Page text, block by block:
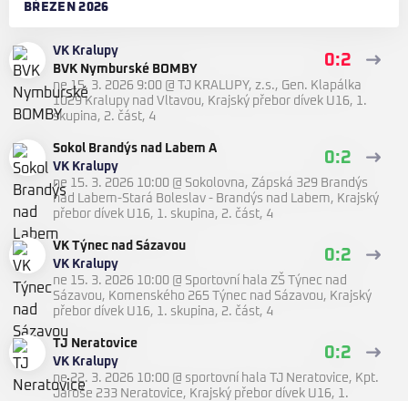
BŘEZEN 2026
VK Kralupy
BVK Nymburské BOMBY
0:2
ne 15. 3. 2026 9:00 @
TJ KRALUPY, z.s., Gen. Klapálka
1029 Kralupy nad Vltavou, Krajský přebor dívek U16, 1.
skupina, 2. část, 4
Sokol Brandýs nad Labem A
VK Kralupy
0:2
ne 15. 3. 2026 10:00 @ Sokolovna, Zápská 329 Brandýs
nad Labem-Stará Boleslav - Brandýs nad Labem, Krajský
přebor dívek U16, 1. skupina, 2. část, 4
VK Týnec nad Sázavou
VK Kralupy
0:2
ne 15. 3. 2026 10:00 @ Sportovní hala ZŠ Týnec nad
Sázavou, Komenského 265 Týnec nad Sázavou, Krajský
přebor dívek U16, 1. skupina, 2. část, 4
TJ Neratovice
VK Kralupy
0:2
ne 22. 3. 2026 10:00 @ sportovní hala TJ Neratovice, Kpt.
Jaroše 233 Neratovice, Krajský přebor dívek U16, 1.